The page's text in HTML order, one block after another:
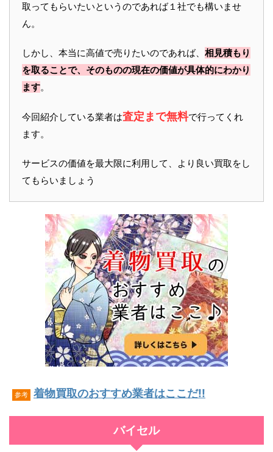
取ってもらいたいというのであれば１社でも構いませ
ん。
しかし、本当に高値で売りたいのであれば、 相見積もり
を取ることで、そのものの現在の価値が具体的にわかり
ます。
今回紹介している業者は査定まで無料で行ってくれ
ます。
サービスの価値を最大限に利用して、より良い買取をし
てもらいましょう
参考 着物買取のおすすめ業者はここだ!!
バイセル